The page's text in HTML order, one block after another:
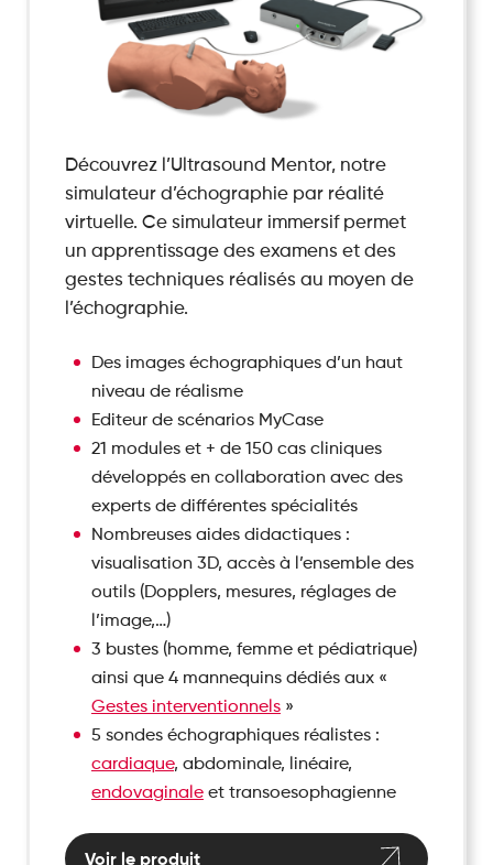
Découvrez l’Ultrasound Mentor, notre
simulateur d’échographie par réalité
virtuelle. Ce simulateur immersif permet
un apprentissage des examens et des
gestes techniques réalisés au moyen de
l’échographie.
Des images échographiques d’un haut
niveau de réalisme
Editeur de scénarios MyCase
21 modules et + de 150 cas cliniques
développés en collaboration avec des
experts de différentes spécialités
Nombreuses aides didactiques :
visualisation 3D, accès à l’ensemble des
outils (Dopplers, mesures, réglages de
l’image,…)
3 bustes (homme, femme et pédiatrique)
ainsi que 4 mannequins dédiés aux «
Gestes interventionnels »
5 sondes échographiques réalistes :
cardiaque, abdominale, linéaire,
endovaginale et transoesophagienne
Voir le produit